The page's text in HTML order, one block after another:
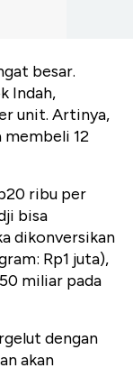
besar.
Indah,
unit. Artinya,
membeli 12
ribu per
bisa
dikonversikan
Rp1 juta),
miliar pada
dengan
akan